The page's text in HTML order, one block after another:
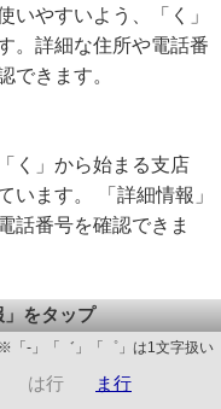
いやすいよう、「く」
。詳細な住所や電話番
できます。
く」から始まる支店
います。 「詳細情報」
話番号を確認できま
をタップ
※「-」「゛」「゜」は1文字扱い
は行
ま行